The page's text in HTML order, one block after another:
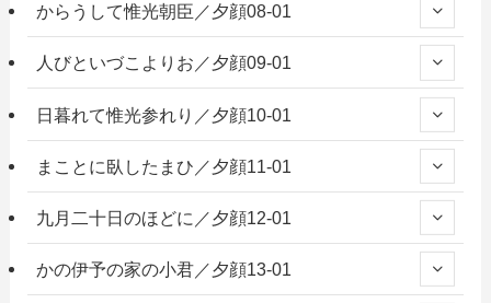
からうして惟光朝臣／夕顔08-01
人びといづこよりお／夕顔09-01
日暮れて惟光参れり／夕顔10-01
まことに臥したまひ／夕顔11-01
九月二十日のほどに／夕顔12-01
かの伊予の家の小君／夕顔13-01